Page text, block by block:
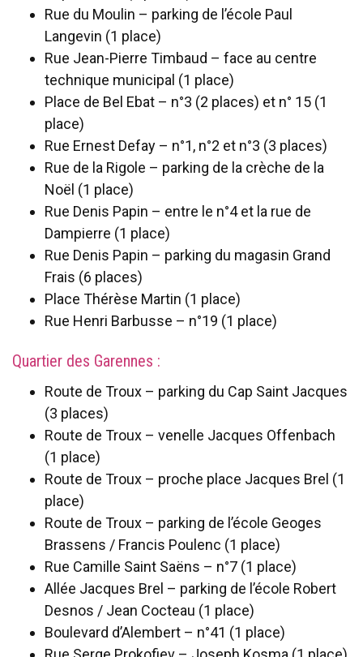
Rue du Moulin – parking de l’école Paul
Langevin (1 place)
Rue Jean-Pierre Timbaud – face au centre
technique municipal (1 place)
Place de Bel Ebat – n°3 (2 places) et n° 15 (1
place)
Rue Ernest Defay – n°1, n°2 et n°3 (3 places)
Rue de la Rigole – parking de la crèche de la
Noël (1 place)
Rue Denis Papin – entre le n°4 et la rue de
Dampierre (1 place)
Rue Denis Papin – parking du magasin Grand
Frais (6 places)
Place Thérèse Martin (1 place)
Rue Henri Barbusse – n°19 (1 place)
Quartier des Garennes :
Route de Troux – parking du Cap Saint Jacques
(3 places)
Route de Troux – venelle Jacques Offenbach
(1 place)
Route de Troux – proche place Jacques Brel (1
place)
Route de Troux – parking de l’école Geoges
Brassens / Francis Poulenc (1 place)
Rue Camille Saint Saëns – n°7 (1 place)
Allée Jacques Brel – parking de l’école Robert
Desnos / Jean Cocteau (1 place)
Boulevard d’Alembert – n°41 (1 place)